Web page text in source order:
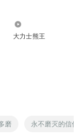
！
2
大力士熊王
磨 永不磨灭的信仰